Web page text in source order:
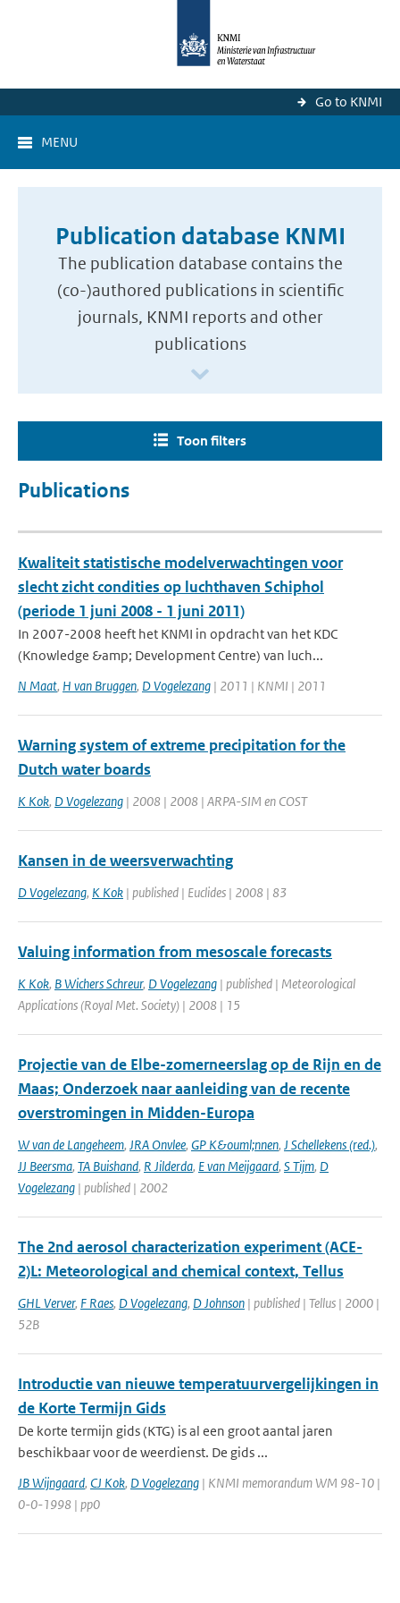
Go to KNMI
MENU
Publication database KNMI
The publication database contains the
(co-)authored publications in scientific
journals, KNMI reports and other
publications
Toon filters
Publications
Kwaliteit statistische modelverwachtingen voor
slecht zicht condities op luchthaven Schiphol
(periode 1 juni 2008 - 1 juni 2011)
In 2007-2008 heeft het KNMI in opdracht van het KDC
(Knowledge &amp; Development Centre) van luch...
N Maat, H van Bruggen, D Vogelezang | 2011 | KNMI | 2011
Warning system of extreme precipitation for the
Dutch water boards
K Kok, D Vogelezang | 2008 | 2008 | ARPA-SIM en COST
Kansen in de weersverwachting
D Vogelezang, K Kok | published | Euclides | 2008 | 83
Valuing information from mesoscale forecasts
K Kok, B Wichers Schreur, D Vogelezang | published | Meteorological
Applications (Royal Met. Society) | 2008 | 15
Projectie van de Elbe-zomerneerslag op de Rijn en de
Maas; Onderzoek naar aanleiding van de recente
overstromingen in Midden-Europa
W van de Langeheem, JRA Onvlee, GP K&ouml;nnen, J Schellekens (red.),
JJ Beersma, TA Buishand, R Jilderda, E van Meijgaard, S Tijm, D
Vogelezang | published | 2002
The 2nd aerosol characterization experiment (ACE-
2)L: Meteorological and chemical context, Tellus
GHL Verver, F Raes, D Vogelezang, D Johnson | published | Tellus | 2000 |
52B
Introductie van nieuwe temperatuurvergelijkingen in
de Korte Termijn Gids
De korte termijn gids (KTG) is al een groot aantal jaren
beschikbaar voor de weerdienst. De gids ...
JB Wijngaard, CJ Kok, D Vogelezang | KNMI memorandum WM 98-10 |
0-0-1998 | pp0